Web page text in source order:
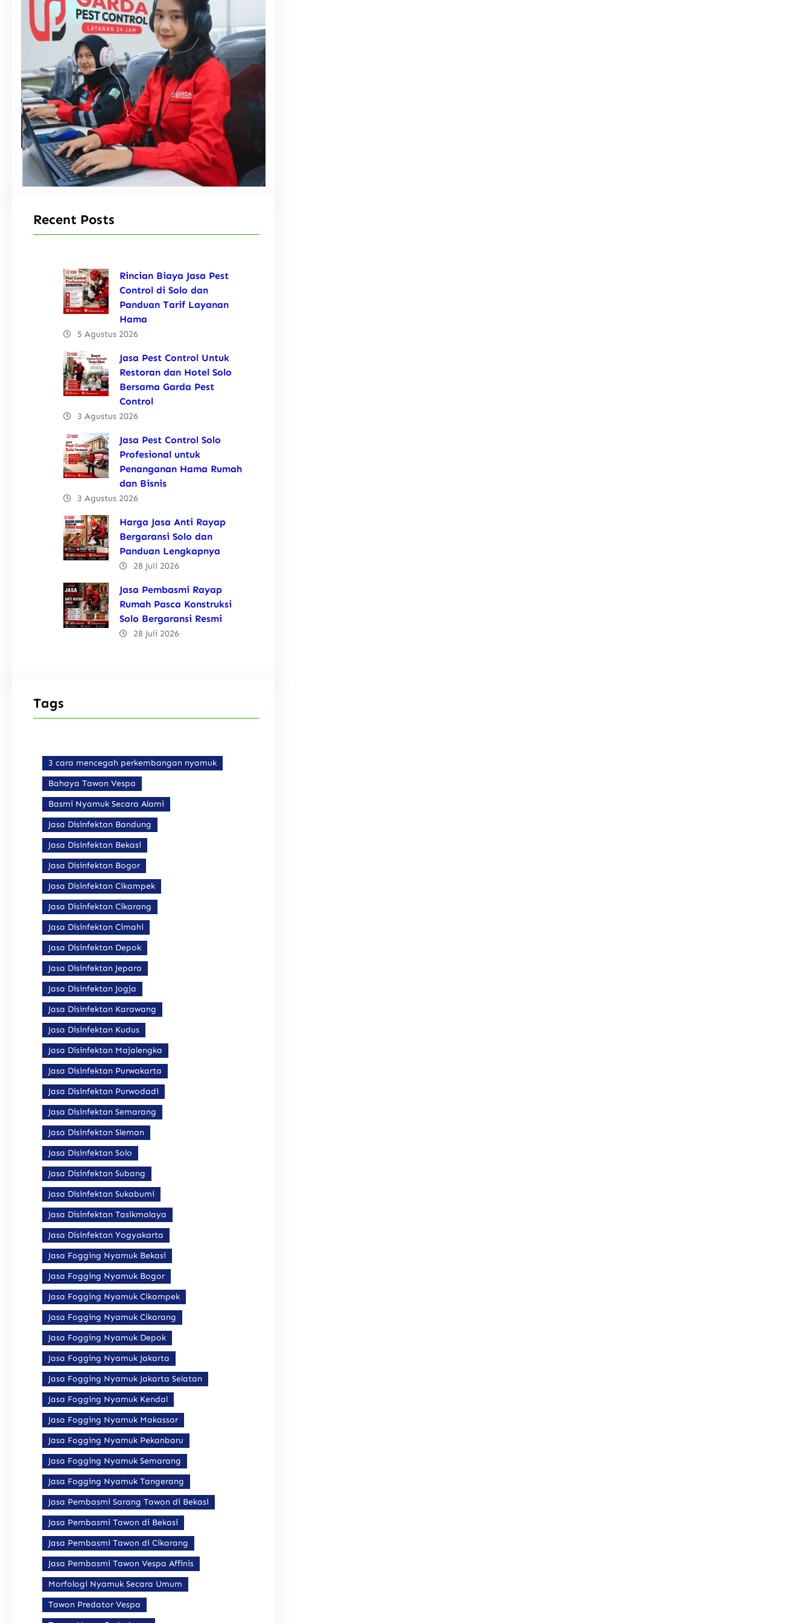
Recent Posts
Rincian Biaya Jasa Pest
Control di Solo dan
Panduan Tarif Layanan
Hama
5 Agustus 2026
Jasa Pest Control Untuk
Restoran dan Hotel Solo
Bersama Garda Pest
Control
3 Agustus 2026
Jasa Pest Control Solo
Profesional untuk
Penanganan Hama Rumah
dan Bisnis
3 Agustus 2026
Harga Jasa Anti Rayap
Bergaransi Solo dan
Panduan Lengkapnya
28 Juli 2026
Jasa Pembasmi Rayap
Rumah Pasca Konstruksi
Solo Bergaransi Resmi
28 Juli 2026
Tags
3 cara mencegah perkembangan nyamuk
Bahaya Tawon Vespa
Basmi Nyamuk Secara Alami
Jasa Disinfektan Bandung
Jasa Disinfektan Bekasi
Jasa Disinfektan Bogor
Jasa Disinfektan Cikampek
Jasa Disinfektan Cikarang
Jasa Disinfektan Cimahi
Jasa Disinfektan Depok
Jasa Disinfektan Jepara
Jasa Disinfektan Jogja
Jasa Disinfektan Karawang
Jasa Disinfektan Kudus
Jasa Disinfektan Majalengka
Jasa Disinfektan Purwakarta
Jasa Disinfektan Purwodadi
Jasa Disinfektan Semarang
Jasa Disinfektan Sleman
Jasa Disinfektan Solo
Jasa Disinfektan Subang
Jasa Disinfektan Sukabumi
Jasa Disinfektan Tasikmalaya
Jasa Disinfektan Yogyakarta
Jasa Fogging Nyamuk Bekasi
Jasa Fogging Nyamuk Bogor
Jasa Fogging Nyamuk Cikampek
Jasa Fogging Nyamuk Cikarang
Jasa Fogging Nyamuk Depok
Jasa Fogging Nyamuk Jakarta
Jasa Fogging Nyamuk Jakarta Selatan
Jasa Fogging Nyamuk Kendal
Jasa Fogging Nyamuk Makassar
Jasa Fogging Nyamuk Pekanbaru
Jasa Fogging Nyamuk Semarang
Jasa Fogging Nyamuk Tangerang
Jasa Pembasmi Sarang Tawon di Bekasi
Jasa Pembasmi Tawon di Bekasi
Jasa Pembasmi Tawon di Cikarang
Jasa Pembasmi Tawon Vespa Affinis
Morfologi Nyamuk Secara Umum
Tawon Predator Vespa